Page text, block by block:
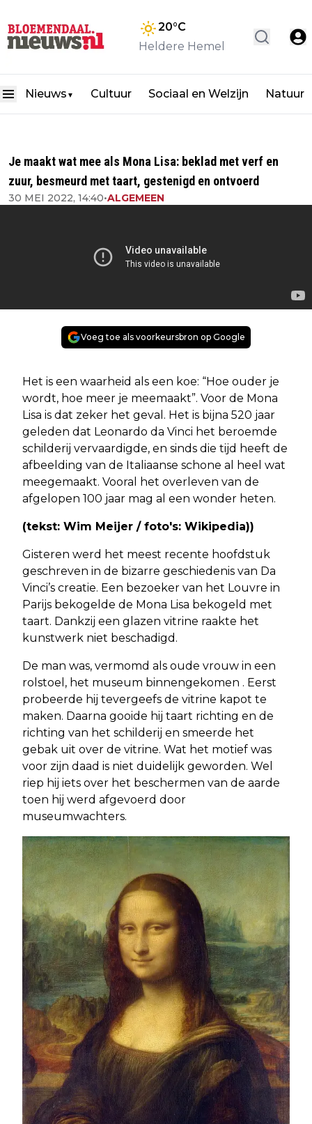
20°C
Heldere Hemel
Nieuws ▼ Cultuur Sociaal en Welzijn Natuur
Je maakt wat mee als Mona Lisa: beklad met verf en
zuur, besmeurd met taart, gestenigd en ontvoerd
30 MEI 2022, 14:40•ALGEMEEN
Voeg toe als voorkeursbron op Google
Het is een waarheid als een koe: “Hoe ouder je
wordt, hoe meer je meemaakt”. Voor de Mona
Lisa is dat zeker het geval. Het is bijna 520 jaar
geleden dat Leonardo da Vinci het beroemde
schilderij vervaardigde, en sinds die tijd heeft de
afbeelding van de Italiaanse schone al heel wat
meegemaakt. Vooral het overleven van de
afgelopen 100 jaar mag al een wonder heten.
(tekst: Wim Meijer / foto's: Wikipedia))
Gisteren werd het meest recente hoofdstuk
geschreven in de bizarre geschiedenis van Da
Vinci’s creatie. Een bezoeker van het Louvre in
Parijs bekogelde de Mona Lisa bekogeld met
taart. Dankzij een glazen vitrine raakte het
kunstwerk niet beschadigd.
De man was, vermomd als oude vrouw in een
rolstoel, het museum binnengekomen . Eerst
probeerde hij tevergeefs de vitrine kapot te
maken. Daarna gooide hij taart richting en de
richting van het schilderij en smeerde het
gebak uit over de vitrine. Wat het motief was
voor zijn daad is niet duidelijk geworden. Wel
riep hij iets over het beschermen van de aarde
toen hij werd afgevoerd door
museumwachters.